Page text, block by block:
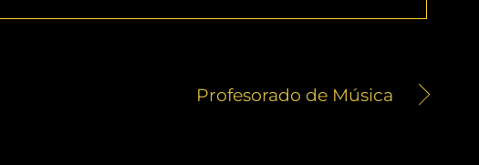
Profesorado de Música